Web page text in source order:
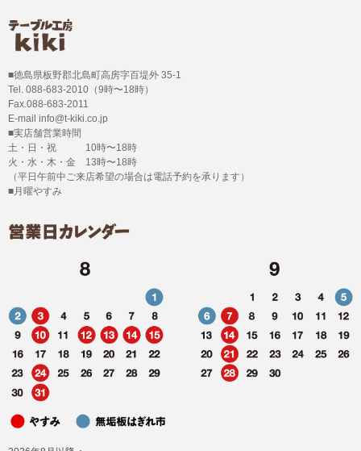
■徳島県板野郡北島町高房字百堤外 35-1
Tel. 088-683-2010（9時〜18時）
Fax.088-683-2011
E-mail info@t-kiki.co.jp
■実店舗営業時間
土・日・祝 10時〜18時
火・水・木・金 13時〜18時
（平日午前中ご来店希望の場合は電話予約を承ります）
■月曜やすみ